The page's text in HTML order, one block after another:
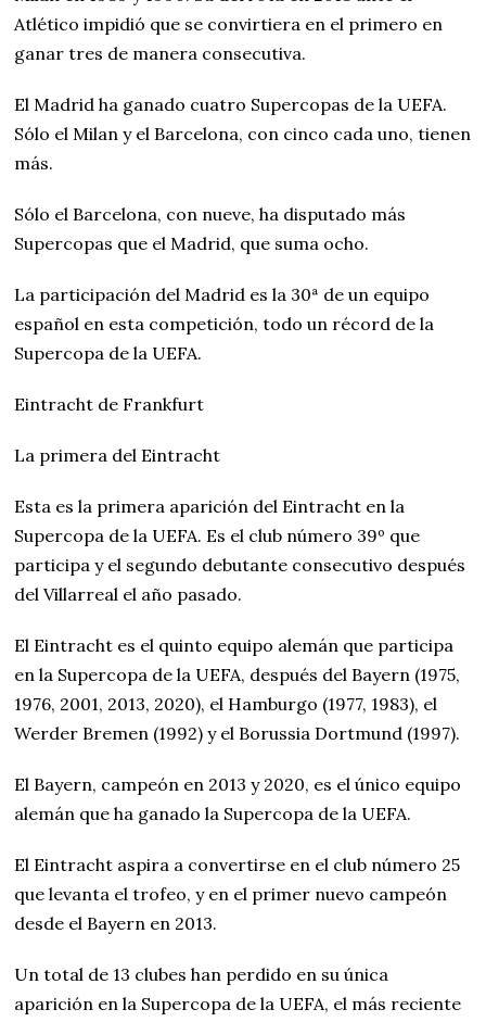
Atlético impidió que se convirtiera en el primero en
ganar tres de manera consecutiva.
El Madrid ha ganado cuatro Supercopas de la UEFA.
Sólo el Milan y el Barcelona, con cinco cada uno, tienen
más.
Sólo el Barcelona, con nueve, ha disputado más
Supercopas que el Madrid, que suma ocho.
La participación del Madrid es la 30ª de un equipo
español en esta competición, todo un récord de la
Supercopa de la UEFA.
Eintracht de Frankfurt
La primera del Eintracht
Esta es la primera aparición del Eintracht en la
Supercopa de la UEFA. Es el club número 39º que
participa y el segundo debutante consecutivo después
del Villarreal el año pasado.
El Eintracht es el quinto equipo alemán que participa
en la Supercopa de la UEFA, después del Bayern (1975,
1976, 2001, 2013, 2020), el Hamburgo (1977, 1983), el
Werder Bremen (1992) y el Borussia Dortmund (1997).
El Bayern, campeón en 2013 y 2020, es el único equipo
alemán que ha ganado la Supercopa de la UEFA.
El Eintracht aspira a convertirse en el club número 25
que levanta el trofeo, y en el primer nuevo campeón
desde el Bayern en 2013.
Un total de 13 clubes han perdido en su única
aparición en la Supercopa de la UEFA, el más reciente